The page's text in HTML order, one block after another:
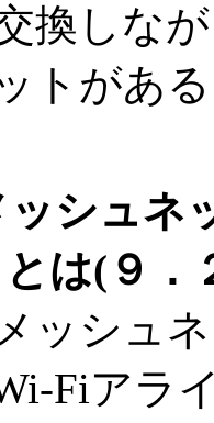
換しな
トがあ
シュネ
とは(９
ッシュ
Fiアラ